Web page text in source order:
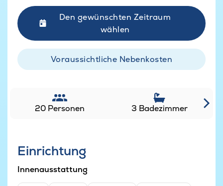
Den gewünschten Zeitraum
wählen
Voraussichtliche Nebenkosten
20 Personen 3 Badezimmer
Einrichtung
Innenausstattung